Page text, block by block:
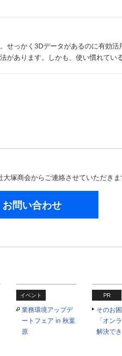
せっかく3Dデータがあるのに有効
があります。しかも、使い慣れてい
塚商会からご連絡させていただきま
お問い合わせ
イベント
業務環境アップデ
ートフェア in 秋葉
原
PR
そのお
「オン
解決でき